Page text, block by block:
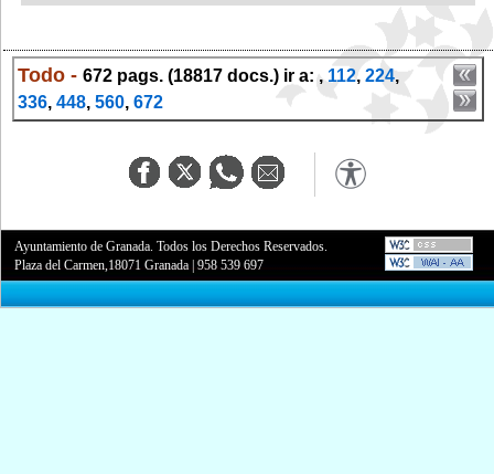
Todo - 672 pags. (18817 docs.) ir a: , 112, 224,
336, 448, 560, 672
Ayuntamiento de Granada. Todos los Derechos Reservados.
Plaza del Carmen,18071 Granada |958 539 697